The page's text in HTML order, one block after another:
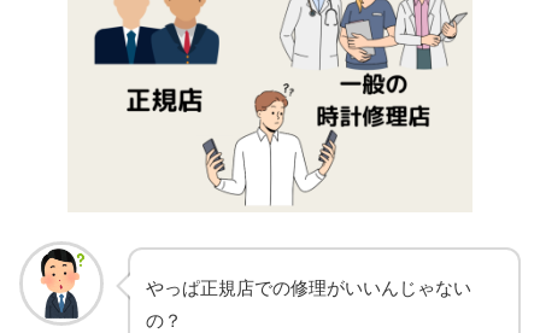
やっぱ正規店での修理がいいんじゃない
の？